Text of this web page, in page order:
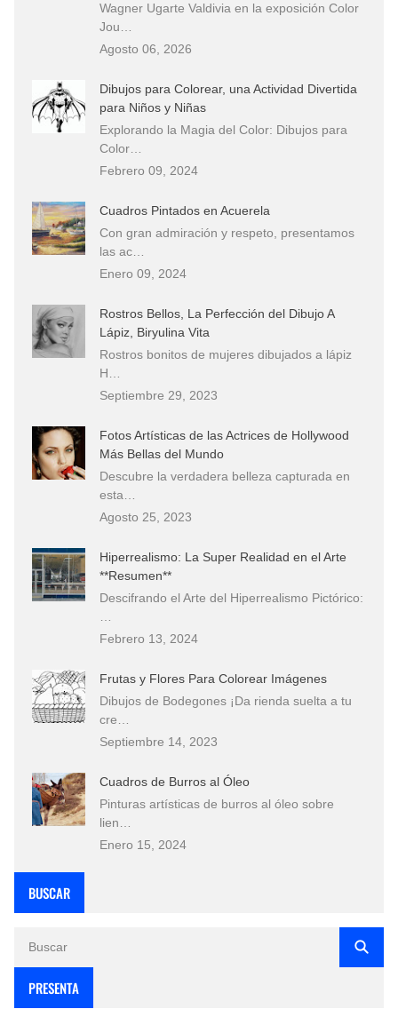
Wagner Ugarte Valdivia en la exposición Color
Jou…
Agosto 06, 2026
Dibujos para Colorear, una Actividad Divertida
para Niños y Niñas
Explorando la Magia del Color: Dibujos para
Color…
Febrero 09, 2024
Cuadros Pintados en Acuerela
Con gran admiración y respeto, presentamos
las ac…
Enero 09, 2024
Rostros Bellos, La Perfección del Dibujo A
Lápiz, Biryulina Vita
Rostros bonitos de mujeres dibujados a lápiz
H…
Septiembre 29, 2023
Fotos Artísticas de las Actrices de Hollywood
Más Bellas del Mundo
Descubre la verdadera belleza capturada en
esta…
Agosto 25, 2023
Hiperrealismo: La Super Realidad en el Arte
**Resumen**
Descifrando el Arte del Hiperrealismo Pictórico:
Febrero 13, 2024
Frutas y Flores Para Colorear Imágenes
Dibujos de Bodegones ¡Da rienda suelta a tu
cre…
Septiembre 14, 2023
Cuadros de Burros al Óleo
Pinturas artísticas de burros al óleo sobre
lien…
Enero 15, 2024
BUSCAR
PRESENTA